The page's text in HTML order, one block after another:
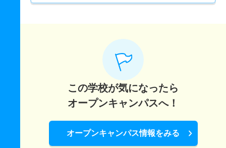
この学校が気になったら
オープンキャンパスへ！
オープンキャンパス情報をみる